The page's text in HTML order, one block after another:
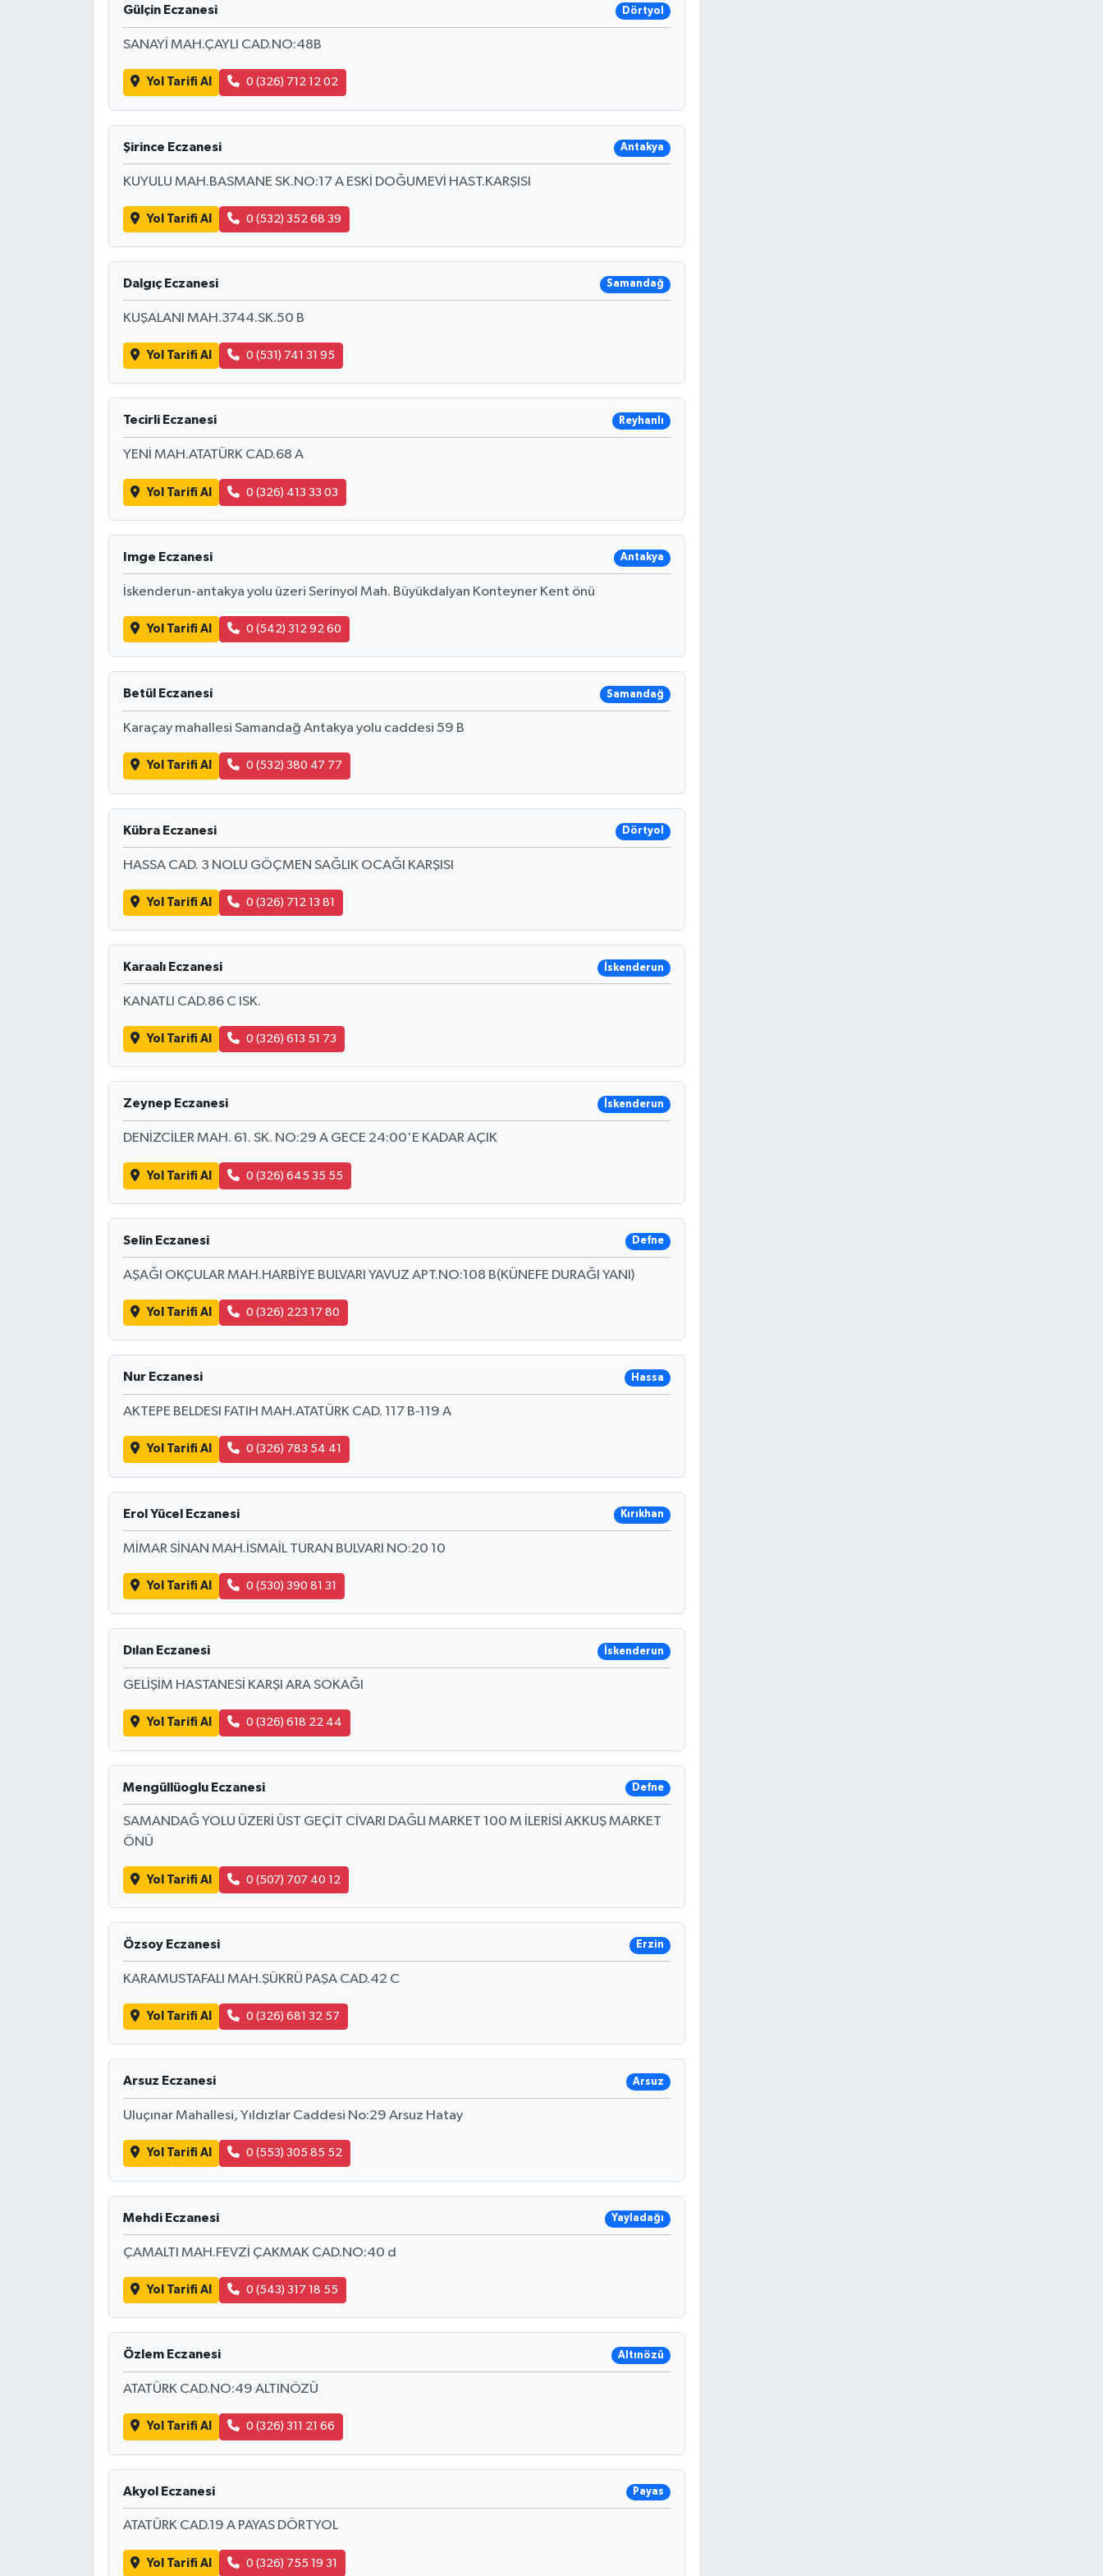
Gülçin Eczanesi Dörtyol
SANAYİ MAH.ÇAYLI CAD.NO:48B
Yol Tarifi Al 0 (326) 712 12 02
Şirince Eczanesi Antakya
KUYULU MAH.BASMANE SK.NO:17 A ESKİ DOĞUMEVİ HAST.KARŞISI
Yol Tarifi Al 0 (532) 352 68 39
Dalgıç Eczanesi Samandağ
KUŞALANI MAH.3744.SK.50 B
Yol Tarifi Al 0 (531) 741 31 95
Tecirli Eczanesi Reyhanlı
YENİ MAH.ATATÜRK CAD.68 A
Yol Tarifi Al 0 (326) 413 33 03
Imge Eczanesi Antakya
İskenderun-antakya yolu üzeri Serinyol Mah. Büyükdalyan Konteyner Kent önü
Yol Tarifi Al 0 (542) 312 92 60
Betül Eczanesi Samandağ
Karaçay mahallesi Samandağ Antakya yolu caddesi 59 B
Yol Tarifi Al 0 (532) 380 47 77
Kübra Eczanesi Dörtyol
HASSA CAD. 3 NOLU GÖÇMEN SAĞLIK OCAĞI KARŞISI
Yol Tarifi Al 0 (326) 712 13 81
Karaalı Eczanesi İskenderun
KANATLI CAD.86 C ISK.
Yol Tarifi Al 0 (326) 613 51 73
Zeynep Eczanesi İskenderun
DENİZCİLER MAH. 61. SK. NO:29 A GECE 24:00'E KADAR AÇIK
Yol Tarifi Al 0 (326) 645 35 55
Selin Eczanesi Defne
AŞAĞI OKÇULAR MAH.HARBİYE BULVARI YAVUZ APT.NO:108 B(KÜNEFE DURAĞI YANI)
Yol Tarifi Al 0 (326) 223 17 80
Nur Eczanesi Hassa
AKTEPE BELDESI FATIH MAH.ATATÜRK CAD. 117 B-119 A
Yol Tarifi Al 0 (326) 783 54 41
Erol Yücel Eczanesi Kırıkhan
MİMAR SİNAN MAH.İSMAİL TURAN BULVARI NO:20 10
Yol Tarifi Al 0 (530) 390 81 31
Dılan Eczanesi İskenderun
GELİŞİM HASTANESİ KARŞI ARA SOKAĞI
Yol Tarifi Al 0 (326) 618 22 44
Mengüllüoglu Eczanesi Defne
SAMANDAĞ YOLU ÜZERİ ÜST GEÇİT CİVARI DAĞLI MARKET 100 M İLERİSİ AKKUŞ MARKET
ÖNÜ
Yol Tarifi Al 0 (507) 707 40 12
Özsoy Eczanesi Erzin
KARAMUSTAFALI MAH.ŞÜKRÜ PAŞA CAD.42 C
Yol Tarifi Al 0 (326) 681 32 57
Arsuz Eczanesi Arsuz
Uluçınar Mahallesi, Yıldızlar Caddesi No:29 Arsuz Hatay
Yol Tarifi Al 0 (553) 305 85 52
Mehdi Eczanesi Yayladağı
ÇAMALTI MAH.FEVZİ ÇAKMAK CAD.NO:40 d
Yol Tarifi Al 0 (543) 317 18 55
Özlem Eczanesi Altınözü
ATATÜRK CAD.NO:49 ALTINÖZÜ
Yol Tarifi Al 0 (326) 311 21 66
Akyol Eczanesi Payas
ATATÜRK CAD.19 A PAYAS DÖRTYOL
Yol Tarifi Al 0 (326) 755 19 31
İLÇE HABERLERİ
KÜLTÜR-SANAT
KADIN-AİLE
YEREL YÖNETİM
ÜÇÜNCÜ SAYFA
SİVİL TOPLUM
SEÇİM 2014
KİM KİMDİR
ÇEK GÖNDER
HEDEF2020
BİLİM TEKNOLOJİ
SEÇİM 2015
YARIŞMALAR
HABERDE İNSAN